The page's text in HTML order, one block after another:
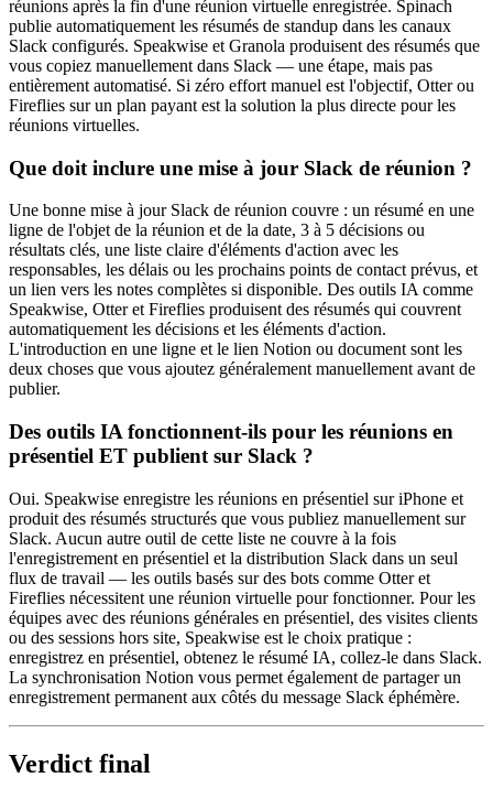
réunions après la fin d'une réunion virtuelle enregistrée. Spinach
publie automatiquement les résumés de standup dans les canaux
Slack configurés. Speakwise et Granola produisent des résumés que
vous copiez manuellement dans Slack — une étape, mais pas
entièrement automatisé. Si zéro effort manuel est l'objectif, Otter ou
Fireflies sur un plan payant est la solution la plus directe pour les
réunions virtuelles.
Que doit inclure une mise à jour Slack de réunion ?
Une bonne mise à jour Slack de réunion couvre : un résumé en une
ligne de l'objet de la réunion et de la date, 3 à 5 décisions ou
résultats clés, une liste claire d'éléments d'action avec les
responsables, les délais ou les prochains points de contact prévus, et
un lien vers les notes complètes si disponible. Des outils IA comme
Speakwise, Otter et Fireflies produisent des résumés qui couvrent
automatiquement les décisions et les éléments d'action.
L'introduction en une ligne et le lien Notion ou document sont les
deux choses que vous ajoutez généralement manuellement avant de
publier.
Des outils IA fonctionnent-ils pour les réunions en
présentiel ET publient sur Slack ?
Oui. Speakwise enregistre les réunions en présentiel sur iPhone et
produit des résumés structurés que vous publiez manuellement sur
Slack. Aucun autre outil de cette liste ne couvre à la fois
l'enregistrement en présentiel et la distribution Slack dans un seul
flux de travail — les outils basés sur des bots comme Otter et
Fireflies nécessitent une réunion virtuelle pour fonctionner. Pour les
équipes avec des réunions générales en présentiel, des visites clients
ou des sessions hors site, Speakwise est le choix pratique :
enregistrez en présentiel, obtenez le résumé IA, collez-le dans Slack.
La synchronisation Notion vous permet également de partager un
enregistrement permanent aux côtés du message Slack éphémère.
Verdict final